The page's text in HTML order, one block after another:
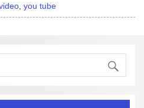
,you tube